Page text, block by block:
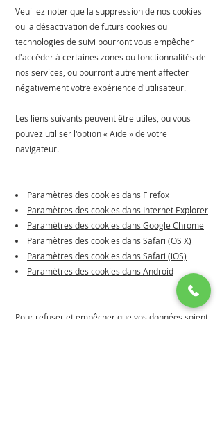
Veuillez noter que la suppression de nos cookies
ou la désactivation de futurs cookies ou
technologies de suivi pourront vous empêcher
d'accéder à certaines zones ou fonctionnalités de
nos services, ou pourront autrement affecter
négativement votre expérience d'utilisateur.
Les liens suivants peuvent être utiles, ou vous
pouvez utiliser l'option « Aide » de votre
navigateur.
Paramètres des cookies dans Firefox
Paramètres des cookies dans Internet Explorer
Paramètres des cookies dans Google Chrome
Paramètres des cookies dans Safari (OS X)
Paramètres des cookies dans Safari (iOS)
Paramètres des cookies dans Android
Pour refuser et empêcher que vos données soient